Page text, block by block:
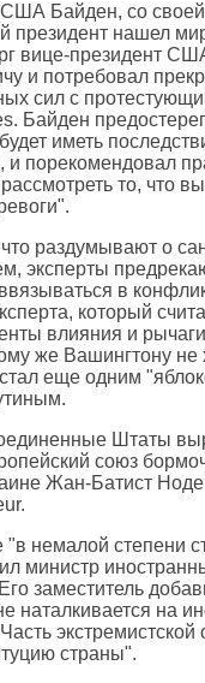
Байден, со своей
президент нашел
вице-президент
и потребовал
сил с
. Байден
иметь
порекомендовал
то, что
раздумывают о
эксперты
в
который
влияния и
же Вашингтону не
еще одним
Штаты
союз
Жан-Батист Ноде
.
немалой степени
министр
заместитель
наталкивается на
экстремистской
страны".